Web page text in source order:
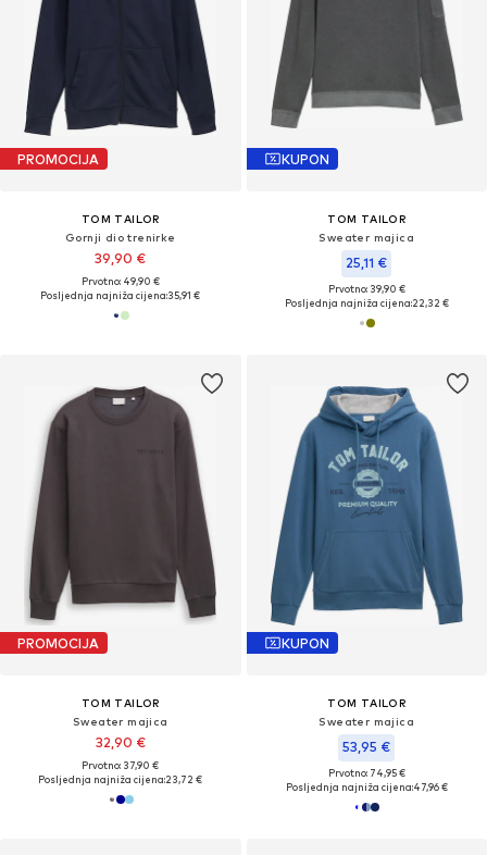
PROMOCIJA
TOM TAILOR
Gornji dio trenirke
39,90 €
Prvotno: 49,90 €
Posljednja najniža cijena:35,91 €
KUPON
TOM TAILOR
Sweater majica
25,11 €
Prvotno: 39,90 €
Posljednja najniža cijena:22,32 €
PROMOCIJA
TOM TAILOR
Sweater majica
32,90 €
Prvotno: 37,90 €
Posljednja najniža cijena:23,72 €
KUPON
TOM TAILOR
Sweater majica
53,95 €
Prvotno: 74,95 €
Posljednja najniža cijena:47,96 €